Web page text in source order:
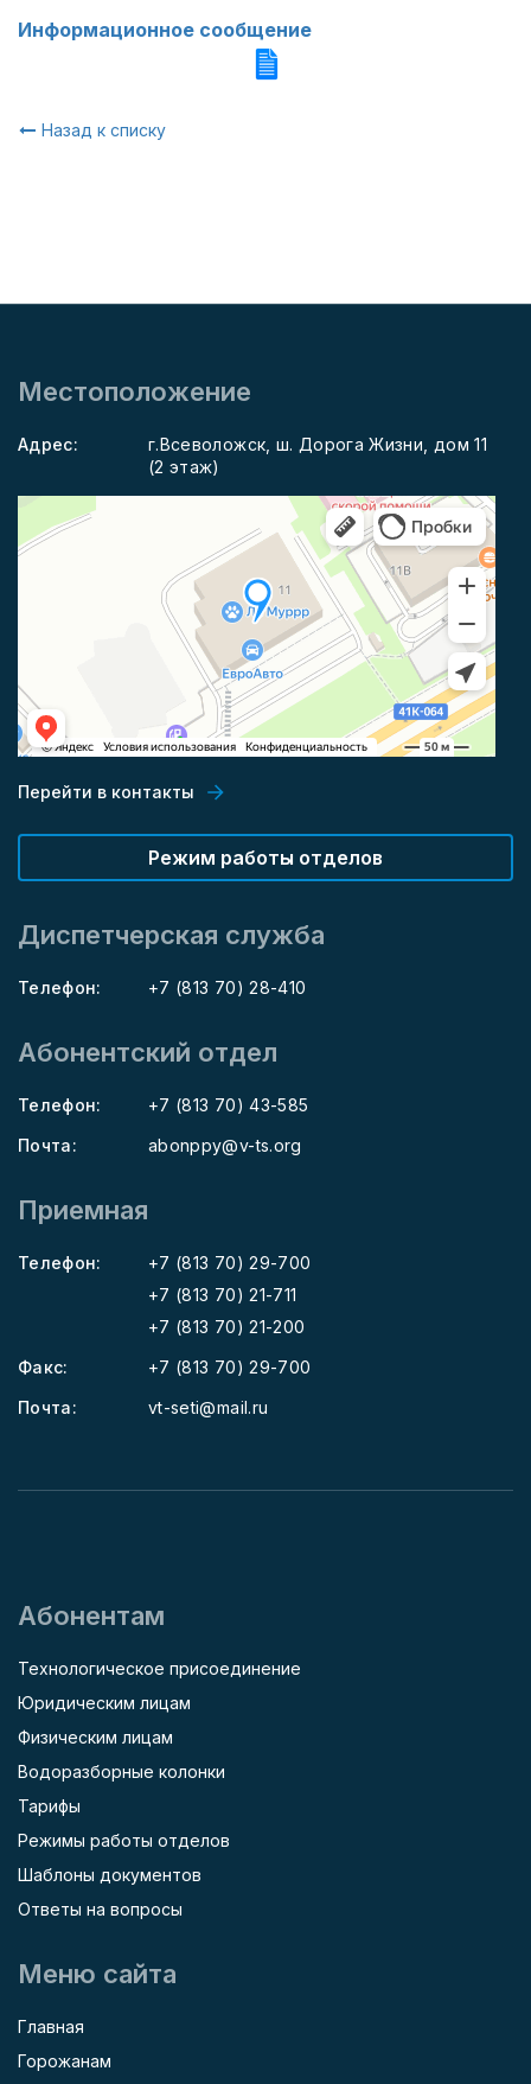
Информационное сообщение
Назад к списку
Местоположение
Адрес:
г.Всеволожск, ш. Дорога Жизни, дом 11
(2 этаж)
Перейти в контакты
Режим работы отделов
Диспетчерская служба
Телефон: +7 (813 70) 28-410
Абонентский отдел
Телефон:
+7 (813 70) 43-585
Почта:
abonppy@v-ts.org
Приемная
Телефон:
+7 (813 70) 29-700
+7 (813 70) 21-711
+7 (813 70) 21-200
Факс:
+7 (813 70) 29-700
Почта:
vt-seti@mail.ru
Абонентам
Технологическое присоединение
Юридическим лицам
Физическим лицам
Водоразборные колонки
Тарифы
Режимы работы отделов
Шаблоны документов
Ответы на вопросы
Меню сайта
Главная
Горожанам